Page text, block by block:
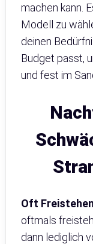
machen kann.
Modell zu
deinen
Budget passt,
und fest im
Oft
oftmals
dann lediglich